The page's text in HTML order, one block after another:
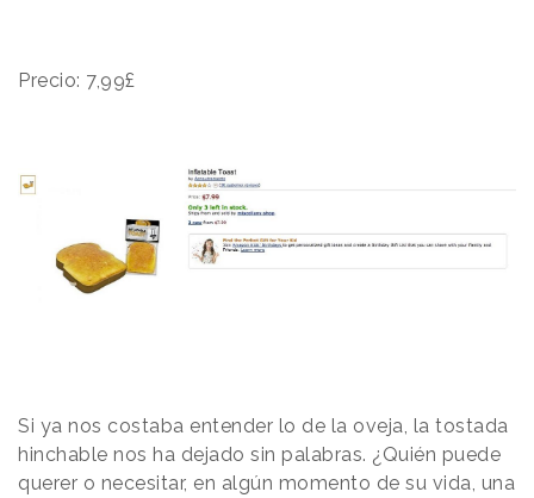
Precio: 7,99£
Si ya nos costaba entender lo de la oveja, la tostada
hinchable nos ha dejado sin palabras. ¿Quién puede
querer o necesitar, en algún momento de su vida, una